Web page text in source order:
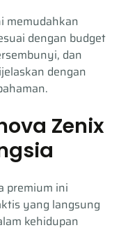
memudahkan
dengan budget
dan
dengan
Zenix
premium ini
yang langsung
kehidupan